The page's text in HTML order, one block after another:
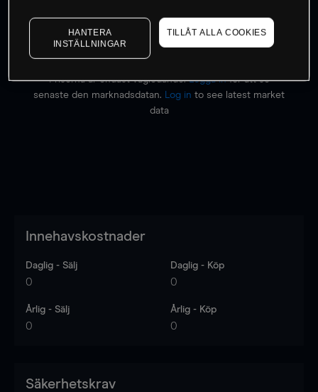
Priserna är endast vägledande.Logga inför att se
senaste den marknadsdatan.
Log in to see latest market
data
Innehavskostnader
Daglig - Sälj
0
Daglig - Köp
0
Årlig - Sälj
0
Årlig - Köp
0
Säkerhetskrav
HANTERA
INSTÄLLNINGAR
TILLÅT ALLA COOKIES